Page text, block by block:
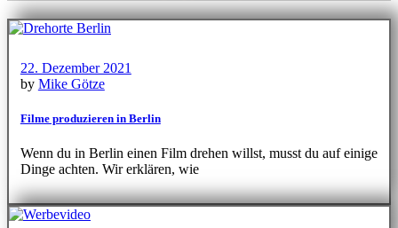
22. Dezember 2021
by Mike Götze
Filme produzieren in Berlin
Wenn du in Berlin einen Film drehen willst, musst du auf einige
Dinge achten. Wir erklären, wie